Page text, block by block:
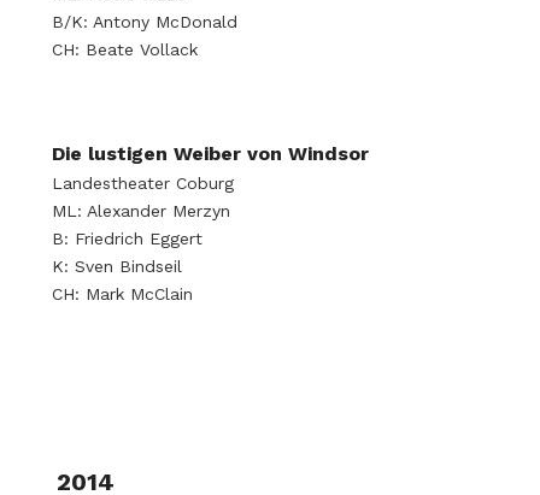
B/K: Antony McDonald
CH: Beate Vollack
Die lustigen Weiber von Windsor
Landestheater Coburg
ML: Alexander Merzyn
B: Friedrich Eggert
K: Sven Bindseil
CH: Mark McClain
2014